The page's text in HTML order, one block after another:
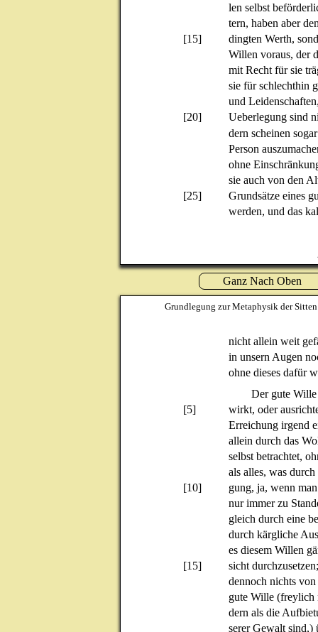
len selbst
tern, haben aber
[15]
dingten Werth,
Willen voraus, der
mit Recht für sie
sie für schlechthin
und
[20]
Ueberlegung sind
dern scheinen
Person
ohne
sie auch von den
[25]
Grundsätze eines
werden, und das
Ganz Nach Oben
Grundlegung zur Metaphysik der Sitten
nicht allein weit
in unsern Augen
ohne dieses dafür
Der gute
[5]
wirkt, oder
Erreichung irgend
allein durch das
selbst betrachtet,
als alles, was
[10]
gung, ja, wenn
nur immer zu
gleich durch eine
durch kärgliche
es diesem Willen
[15]
sicht
dennoch nichts
gute Wille (freylich
dern als die
serer Gewalt sind,)